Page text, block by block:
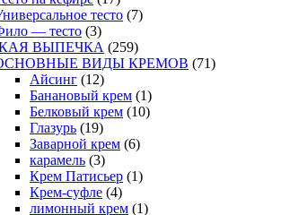
тесто (7)
— тесто (3)
ВЫПЕЧКА (259)
ВИДЫ КРЕМОВ (71)
Айсинг (12)
Банановый крем (1)
Белковый крем (10)
Глазурь (19)
Заварной крем (6)
карамель (3)
Крем Патисьер (1)
Крем-суфле (4)
лимонный крем (1)